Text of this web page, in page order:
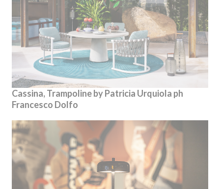
Cassina, Trampoline by Patricia Urquiola ph
Francesco Dolfo